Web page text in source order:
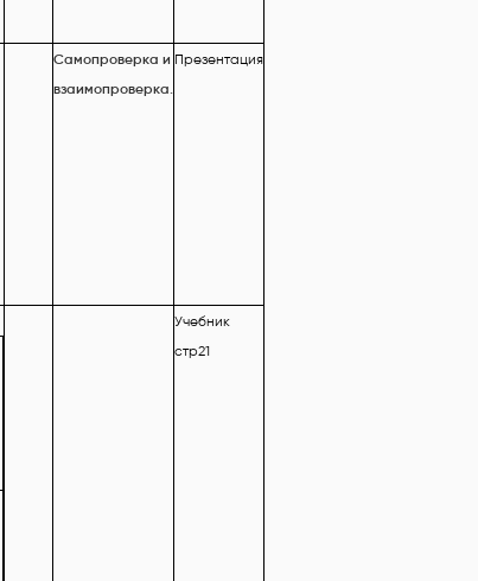
Самопроверка и
взаимопроверка.
Презентация
Учебник
стр21